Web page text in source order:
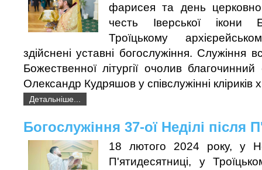
фарисея та день
честь Іверської
Троїцькому
здійснені уставні богослужіння. Служіння
Божественної літургії очолив
Олександр Кудряшов у співслужінні кліриків
Детальніше...
Богослужіння 37-ої Неділі після
18 лютого 2024 року, у
П'ятидесятниці, у